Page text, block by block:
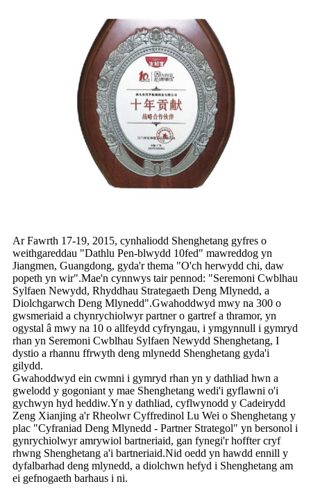
Ar Fawrth 17-19, 2015, cynhaliodd Shenghetang gyfres o
weithgareddau "Dathlu Pen-blwydd 10fed" mawreddog yn
Jiangmen, Guangdong, gyda'r thema "O'ch herwydd chi, daw
popeth yn wir".Mae'n cynnwys tair pennod: "Seremoni Cwblhau
Sylfaen Newydd, Rhyddhau Strategaeth Deng Mlynedd, a
Diolchgarwch Deng Mlynedd".Gwahoddwyd mwy na 300 o
gwsmeriaid a chynrychiolwyr partner o gartref a thramor, yn
ogystal â mwy na 10 o allfeydd cyfryngau, i ymgynnull i gymryd
rhan yn Seremoni Cwblhau Sylfaen Newydd Shenghetang, I
dystio a rhannu ffrwyth deng mlynedd Shenghetang gyda'i
gilydd.
Gwahoddwyd ein cwmni i gymryd rhan yn y dathliad hwn a
gwelodd y gogoniant y mae Shenghetang wedi'i gyflawni o'i
gychwyn hyd heddiw.Yn y dathliad, cyflwynodd y Cadeirydd
Zeng Xianjing a'r Rheolwr Cyffredinol Lu Wei o Shenghetang y
plac "Cyfraniad Deng Mlynedd - Partner Strategol" yn bersonol i
gynrychiolwyr amrywiol bartneriaid, gan fynegi'r hoffter cryf
rhwng Shenghetang a'i bartneriaid.Nid oedd yn hawdd ennill y
dyfalbarhad deng mlynedd, a diolchwn hefyd i Shenghetang am
ei gefnogaeth barhaus i ni.